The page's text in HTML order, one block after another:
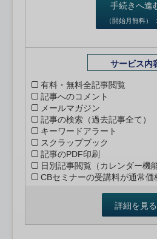
手続きへ進
（開始月無料）
サービス内
有料・無料全記事閲覧
記事へのコメント
メールマガジン
記事の検索（過去記事全て）
キーワードアラート
スクラップブック
記事のPDF印刷
日別記事閲覧（カレンダー機能
CBセミナーの受講料が通常価
詳細を見る